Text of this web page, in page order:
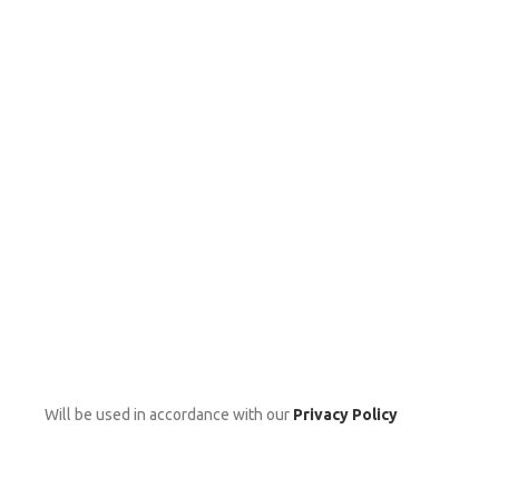
Will be used in accordance with our Privacy Policy